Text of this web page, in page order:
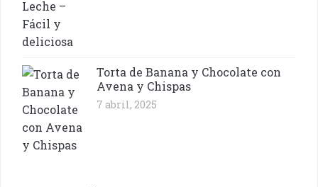
Torta de Banana y Chocolate con
Avena y Chispas
7 abril, 2025